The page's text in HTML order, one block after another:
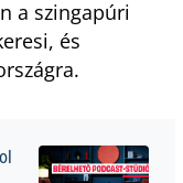
a szingapúri
és